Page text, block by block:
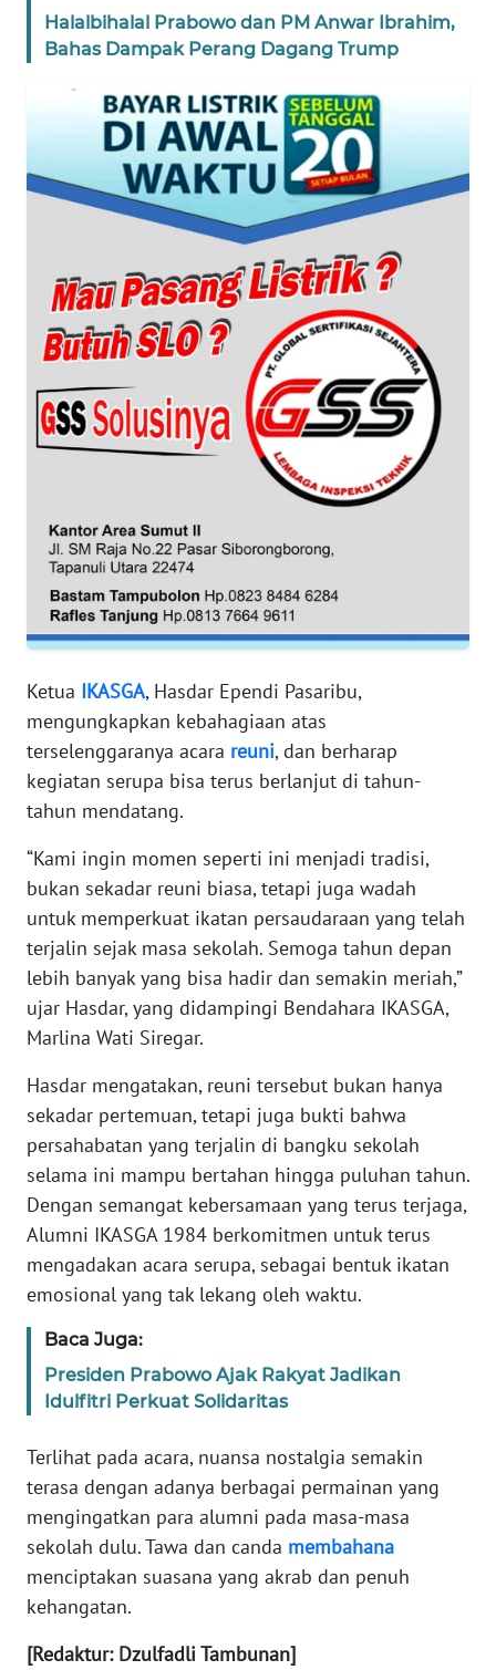
Halalbihalal Prabowo dan PM Anwar Ibrahim,
Bahas Dampak Perang Dagang Trump
Ketua IKASGA, Hasdar Ependi Pasaribu,
mengungkapkan kebahagiaan atas
terselenggaranya acara reuni, dan berharap
kegiatan serupa bisa terus berlanjut di tahun-
tahun mendatang.
“Kami ingin momen seperti ini menjadi tradisi,
bukan sekadar reuni biasa, tetapi juga wadah
untuk memperkuat ikatan persaudaraan yang telah
terjalin sejak masa sekolah. Semoga tahun depan
lebih banyak yang bisa hadir dan semakin meriah,”
ujar Hasdar, yang didampingi Bendahara IKASGA,
Marlina Wati Siregar.
Hasdar mengatakan, reuni tersebut bukan hanya
sekadar pertemuan, tetapi juga bukti bahwa
persahabatan yang terjalin di bangku sekolah
selama ini mampu bertahan hingga puluhan tahun.
Dengan semangat kebersamaan yang terus terjaga,
Alumni IKASGA 1984 berkomitmen untuk terus
mengadakan acara serupa, sebagai bentuk ikatan
emosional yang tak lekang oleh waktu.
Baca Juga:
Presiden Prabowo Ajak Rakyat Jadikan
Idulfitri Perkuat Solidaritas
Terlihat pada acara, nuansa nostalgia semakin
terasa dengan adanya berbagai permainan yang
mengingatkan para alumni pada masa-masa
sekolah dulu. Tawa dan canda membahana
menciptakan suasana yang akrab dan penuh
kehangatan.
[Redaktur: Dzulfadli Tambunan]
WN
JAKARTA
WN
NTT
WN
KEPRI
WN
PAPUA
BARAT
RIAU
WN
SERAMBI
WN
SULTRA
WN
NTB
SULTENG
WN
SULBAR
WN
SUMBAR
WN
WN
BENGKULU
WN
LAMPUNG
WN
JATENG